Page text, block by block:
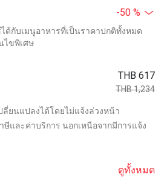
-50 %
ด้กับเมนูอาหารที่เป็นราคาปกติทั้งหมด
ไขพิเศษ
THB 617
THB 1,234
ลี่ยนแปลงได้โดยไม่แจ้งล่วงหน้า
ษีและค่าบริการ นอกเหนือจากมีการแจ้ง
ดูทั้งหมด